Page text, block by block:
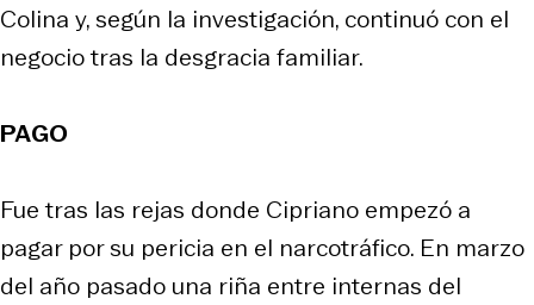
Colina y, según la investigación, continuó con el
negocio tras la desgracia familiar.
PAGO
Fue tras las rejas donde Cipriano empezó a
pagar por su pericia en el narcotráfico. En marzo
del año pasado una riña entre internas del